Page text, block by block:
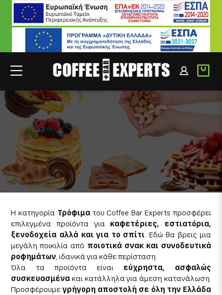
ΣΥΝΕΡΓΑΤΕΣ ΣΥΝΔΕΣΗ B2B
ΤΡΟΦΙΜΑ
Η κατηγορία Τρόφιματου Coffee Bar Experts προσφέρει
επιλεγμένα προϊόντα για καφετέριες, εστιατόρια,
ξενοδοχεία αλλά και για το σπίτι. Εδώ θα βρεις μια
μεγάλη ποικιλία από ποιοτικά σνακ και συνοδευτικά
ροφημάτων, ιδανικά για κάθε περίσταση.
Όλα τα προϊόντα είναι εύχρηστα, ασφαλώς
συσκευασμένα και κατάλληλα για άμεση κατανάλωση.
Προσφέρουμεγρήγορη αποστολή σε όλη την Ελλάδα